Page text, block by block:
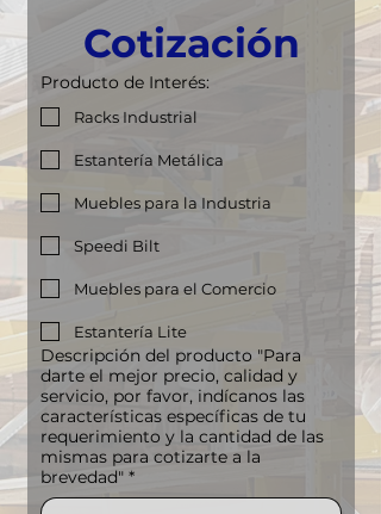
Cotización
Producto de Interés:
Racks Industrial
Estantería Metálica
Muebles para la Industria
Speedi Bilt
Muebles para el Comercio
Estantería Lite
Descripción del producto "Para
darte el mejor precio, calidad y
servicio, por favor, indícanos las
características específicas de tu
requerimiento y la cantidad de las
mismas para cotizarte a la
brevedad" *